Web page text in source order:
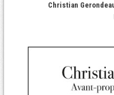
Christian